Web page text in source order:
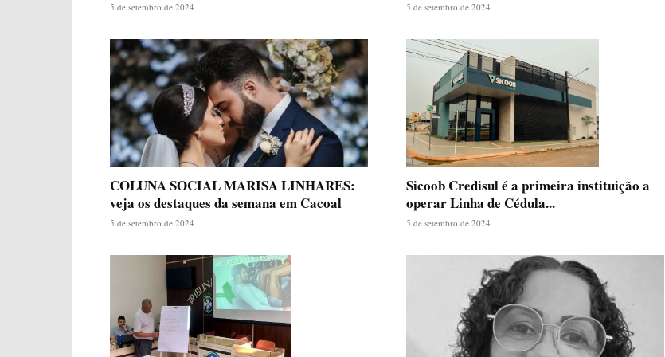
5 de setembro de 2024 5 de setembro de 2024
COLUNA SOCIAL MARISA LINHARES:
veja os destaques da semana em Cacoal
5 de setembro de 2024
Sicoob Credisul é a primeira instituição a
operar Linha de Cédula...
5 de setembro de 2024